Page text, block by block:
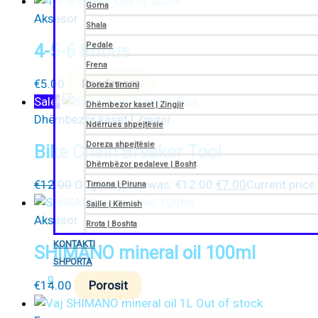
Goma
Shala
Pedale
Frena
Doreza timoni
Dhëmbezor kaset | Zingjir
Ndërrues shpejtësie
Doreza shpejtësie
Dhëmbëzor pedaleve | Bosht
Timona | Piruna
Sajlle | Këmish
Rrota | Boshta
KONTAKTI
SHPORTA
0
Aksesor
4-5-6 Imbus
€5.00
Read more
Sale!
Dhëmbezor kaset | Zingjir
Bike Chain Breaker Tool
€12.00 Original price was: €12.00.€7.00Current price
Aksesor
SHIMANO mineral oil 100ml
€14.00
Porosit
Out of stock